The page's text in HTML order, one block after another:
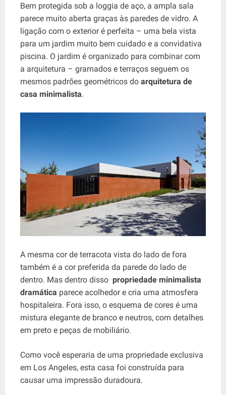
Bem protegida sob a loggia de aço, a ampla sala
parece muito aberta graças às paredes de vidro. A
ligação com o exterior é perfeita – uma bela vista
para um jardim muito bem cuidado e a convidativa
piscina. O jardim é organizado para combinar com
a arquitetura – gramados e terraços seguem os
mesmos padrões geométricos do arquitetura de
casa minimalista.
A mesma cor de terracota vista do lado de fora
também é a cor preferida da parede do lado de
dentro. Mas dentro disso propriedade minimalista
dramática parece acolhedor e cria uma atmosfera
hospitaleira. Fora isso, o esquema de cores é uma
mistura elegante de branco e neutros, com detalhes
em preto e peças de mobiliário.
Como você esperaria de uma propriedade exclusiva
em Los Angeles, esta casa foi construída para
causar uma impressão duradoura.